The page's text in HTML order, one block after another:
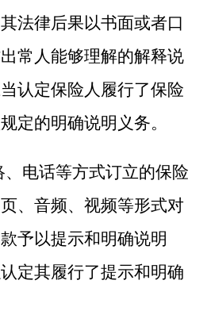
法律后果以书面或者口
常人能够理解的解释说
认定保险人履行了保险
定的明确说明义务。
、电话等方式订立的保险
、音频、视频等形式对
予以提示和明确说明
定其履行了提示和明确